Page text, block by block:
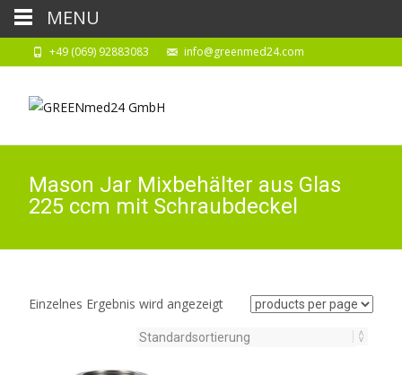
+49 (069) 92883083 info@greenmed24.com
Mason Jar Mixbehälter aus Glas
225 ccm mit Schraubdeckel
Einzelnes Ergebnis wird angezeigt
MENU